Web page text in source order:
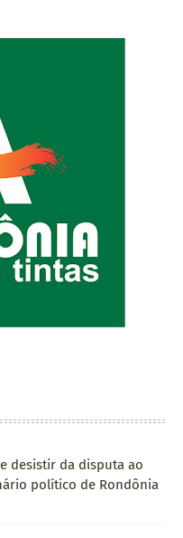
desistir da disputa ao
político de Rondônia